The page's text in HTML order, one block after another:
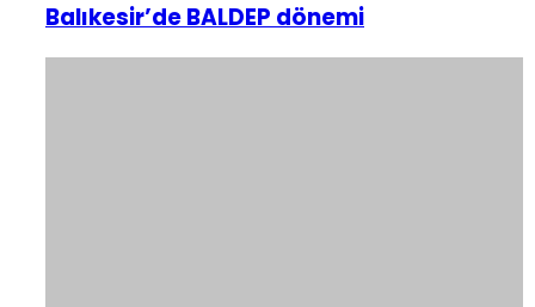
Balıkesir’de BALDEP dönemi